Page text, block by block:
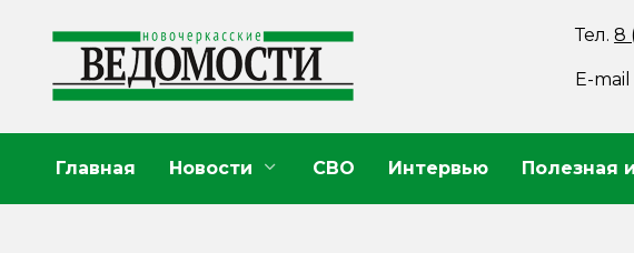
содержанию
Тел.8
E-
Главная Новости СВО Интервью Полезная